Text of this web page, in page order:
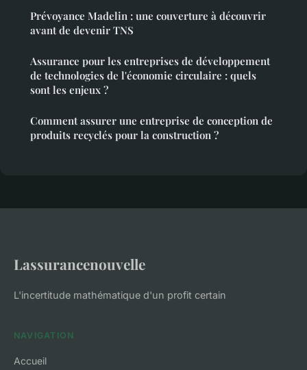
Prévoyance Madelin : une couverture à découvrir
avant de devenir TNS
Assurance pour les entreprises de développement
de technologies de l'économie circulaire : quels
sont les enjeux ?
Comment assurer une entreprise de conception de
produits recyclés pour la construction ?
Lassurancenouvelle
L'incertitude mathématique d'un profit certain
NAVIGATION
Accueil